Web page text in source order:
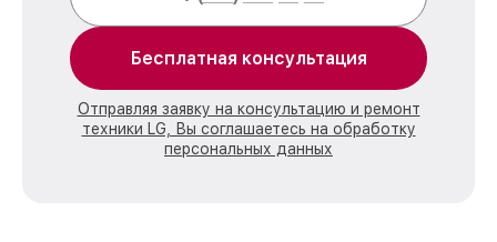
Бесплатная консультация
Отправляя заявку на консультацию и ремонт
техники LG, Вы соглашаетесь на обработку
персональных данных